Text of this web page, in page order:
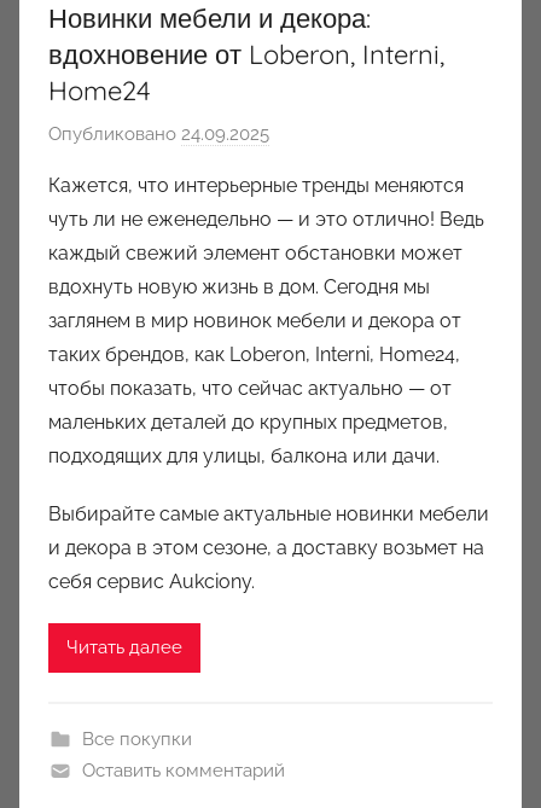
Новинки мебели и декора:
вдохновение от Loberon, Interni,
Home24
Опубликовано 24.09.2025
т
о
р
о
м
a
u
k
c
o
n
Кажется, что интерьерные тренды меняются
чуть ли не еженедельно — и это отлично! Ведь
каждый свежий элемент обстановки может
вдохнуть новую жизнь в дом. Сегодня мы
заглянем в мир новинок мебели и декора от
таких брендов, как Loberon, Interni, Home24,
чтобы показать, что сейчас актуально — от
маленьких деталей до крупных предметов,
подходящих для улицы, балкона или дачи.
Выбирайте самые актуальные новинки мебели
и декора в этом сезоне, а доставку возьмет на
себя сервис Aukciony.
Читать далее
Все покупки
Оставить комментарий